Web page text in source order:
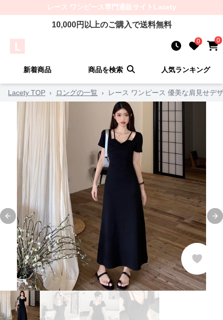
レース ワンピース専門通販サイト Lacety
10,000円以上のご購入で送料無料
0 0
新着商品 商品を検索 人気ランキング
Lacety TOP › ロングの一覧 › レース ワンピース 優美な肩見せデ
Previous slide